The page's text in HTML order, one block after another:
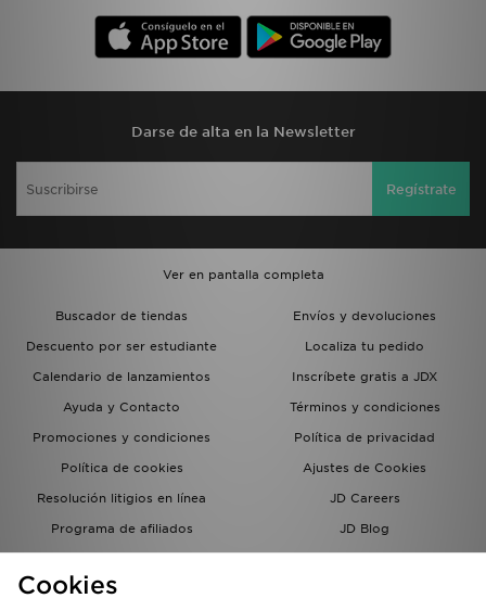
Darse de alta en la Newsletter
Regístrate
Ver en pantalla completa
Buscador de tiendas
Envíos y devoluciones
Descuento por ser estudiante
Localiza tu pedido
Calendario de lanzamientos
Inscríbete gratis a JDX
Ayuda y Contacto
Términos y condiciones
Promociones y condiciones
Política de privacidad
Política de cookies
Ajustes de Cookies
Resolución litigios en línea
JD Careers
Programa de afiliados
JD Blog
del grupo JD - Whistleblowing
Cookies